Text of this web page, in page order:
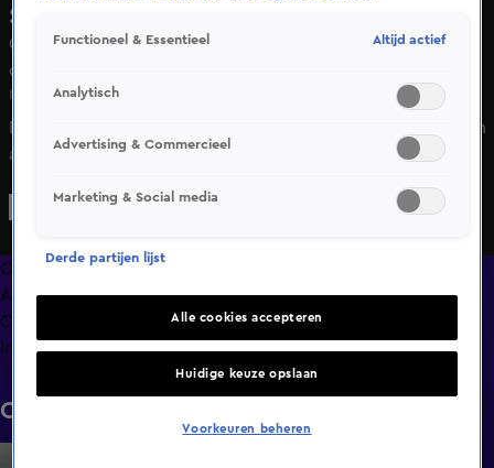
Shownieuws
Carrie op Vrijdag haalt aflevering offline door lopend
onderzoek rond studiogast
Ma 18 mei, 08:13
De redactie van 'Carrie op Vrijdag' heeft de aflevering van
afgelopen week offline gehaald. Reden hiervoor is het
bleek dat momenteel een onderzoek naar hem loopt
hebben gemaakt aan misbruik.
Overzicht
Afleveringen
Clips
Info
Clips
Functioneel & Essentieel Altijd actief
Analytisch
Advertising & Commercieel
Marketing & Social media
Derde partijen lijst
Alle cookies accepteren
Huidige keuze opslaan
Voorkeuren beheren